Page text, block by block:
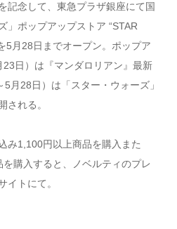
記念して、東急プラザ銀座にて国
」ポップアップストア “STAR
5月28日までオープン。ポップア
日）は『マンダロリアン』最新
月28日）は「スター・ウォーズ」
される。
み1,100円以上商品を購入また
購入すると、ノベルティのプレ
イトにて。